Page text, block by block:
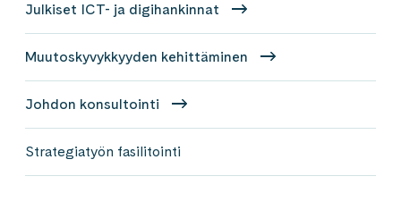
Julkiset ICT- ja digihankinnat
Muutoskyvykkyyden kehittäminen
Johdon konsultointi
Strategiatyön fasilitointi